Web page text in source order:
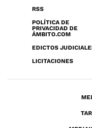
RSS
POLÍTICA DE
PRIVACIDAD DE
ÁMBITO.COM
EDICTOS
LICITACIONES